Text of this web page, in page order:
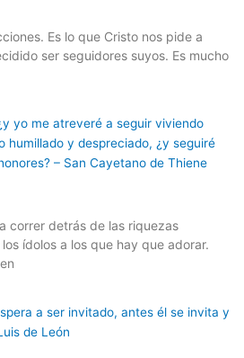
Es lo que Cristo nos pide a
ser seguidores suyos. Es mucho
correr detrás de las riquezas
ídolos a los que hay que adorar.